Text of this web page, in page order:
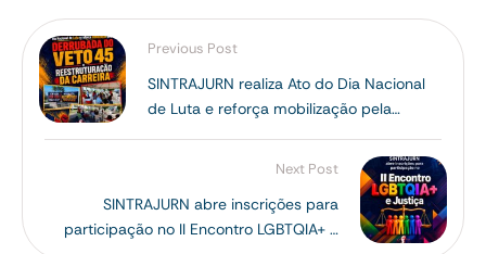
A
p
p
b
o
o
k
Previous Post
SINTRAJURN realiza Ato do Dia Nacional
de Luta e reforça mobilização pela
Next Post
SINTRAJURN abre inscrições para
participação no II Encontro LGBTQIA+ e